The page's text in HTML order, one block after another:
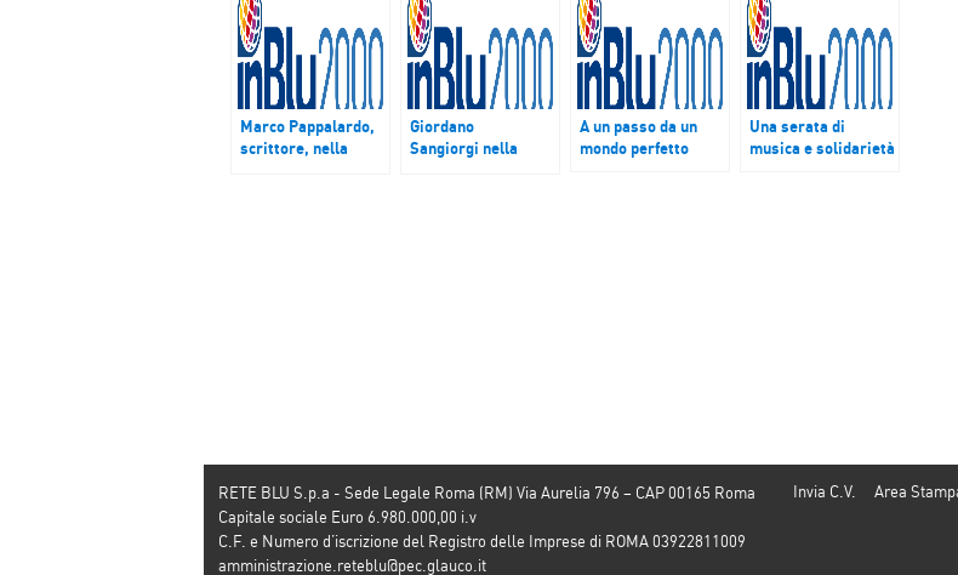
Marco Pappalardo,
scrittore, nella
Giordano
Sangiorgi nella
A un passo da un
mondo perfetto
Una serata di
musica e solidarietà
Invia C.V. Area
RETE BLU S.p.a - Sede Legale Roma (RM) Via Aurelia 796 – CAP 00165 Roma
Capitale sociale Euro 6.980.000,00 i.v
C.F. e Numero d’iscrizione del Registro delle Imprese di ROMA 03922811009
amministrazione.reteblu@pec.glauco.it